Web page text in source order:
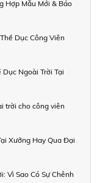
Hợp Mẫu Mới & Báo
Dục Công Viên
Ngoài Trời Tại
trời cho công viên
Xưởng Hay Qua Đại
Vì Sao Có Sự Chênh